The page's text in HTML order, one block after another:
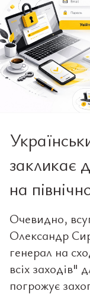
закликає
на
Очевидно,
Олександр
генерал на
всіх заходів"
погрожує